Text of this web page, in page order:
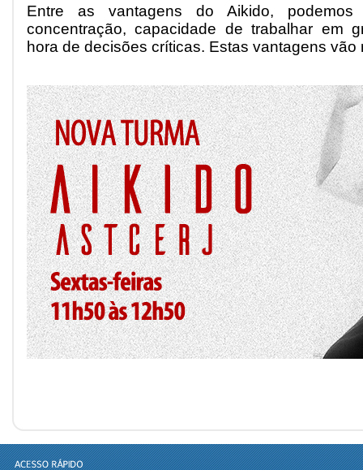
Entre as vantagens do Aikido, podemos
concentração, capacidade de trabalhar em
hora de decisões críticas. Estas vantagens vão